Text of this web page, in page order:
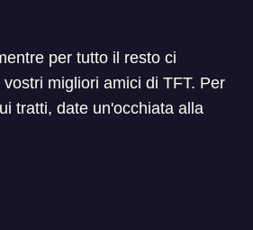
per tutto il resto ci
migliori amici di TFT. Per
tratti, date un'occhiata alla